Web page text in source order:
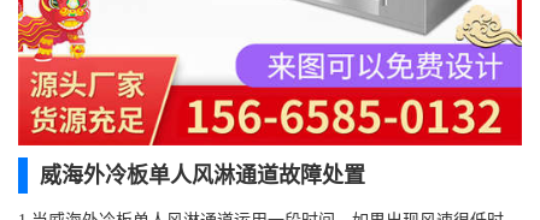
威海外冷板单人风淋通道故障处置